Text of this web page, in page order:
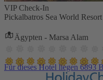
VIP Check-In
Pickalbatros Sea World Resort
Ägypten - Marsa Alam
Für dieses Hotel liegen 6893